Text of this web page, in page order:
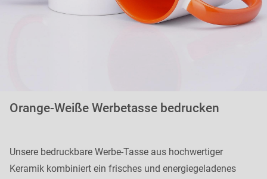
Orange-Weiße Werbetasse bedrucken
Unsere bedruckbare Werbe-Tasse aus hochwertiger
Keramik kombiniert ein frisches und energiegeladenes